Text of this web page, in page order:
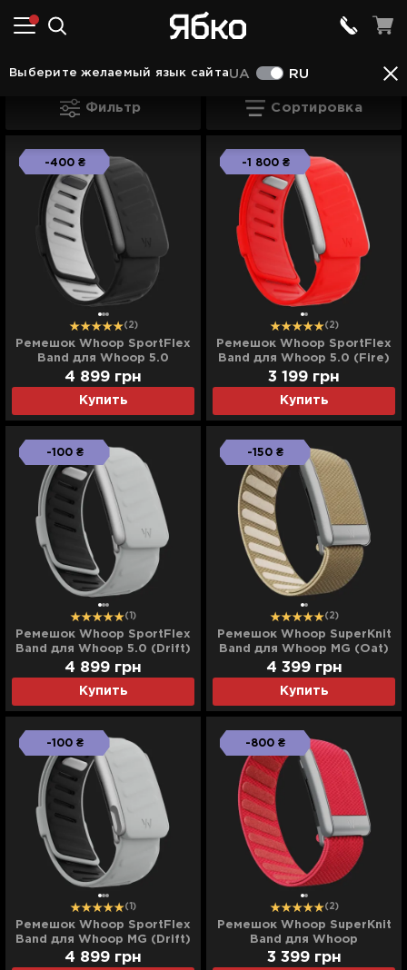
Выберите желаемый язык сайтаUA RU
Аксессуары Ивано-Франковске Аксессуары
Аксессуары для Whoop Ивано-
Фильтр Сортировка
-400 ₴
(2)
Ремешок Whoop SportFlex
Band для Whoop 5.0
(Gravity)
Купить
4 899 грн
-1 800 ₴
(2)
Ремешок Whoop SportFlex
Band для Whoop 5.0 (Fire)
Купить
3 199 грн
-100 ₴
(1)
Ремешок Whoop SportFlex
Band для Whoop 5.0 (Drift)
Купить
4 899 грн
-150 ₴
(2)
Ремешок Whoop SuperKnit
Band для Whoop MG (Oat)
Купить
4 399 грн
-100 ₴
(1)
Ремешок Whoop SportFlex
Band для Whoop MG (Drift)
4 899 грн
-800 ₴
(2)
Ремешок Whoop SuperKnit
Band для Whoop
5.0/Peak/One (Rhodonite)
3 399 грн